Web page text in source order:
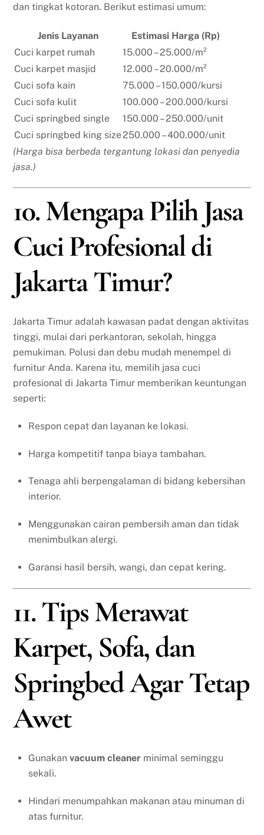
dan tingkat kotoran. Berikut estimasi umum:
Jenis Layanan
Estimasi Harga (Rp)
Cuci karpet rumah
15.000 – 25.000/m²
Cuci karpet masjid
12.000 – 20.000/m²
Cuci sofa kain
75.000 – 150.000/kursi
Cuci sofa kulit
100.000 – 200.000/kursi
Cuci springbed single
150.000 – 250.000/unit
Cuci springbed king size250.000 – 400.000/unit
(Harga bisa berbeda tergantung lokasi dan penyedia
jasa.)
10. Mengapa Pilih Jasa
Cuci Profesional di
Jakarta Timur?
Jakarta Timur adalah kawasan padat dengan aktivitas
tinggi, mulai dari perkantoran, sekolah, hingga
pemukiman. Polusi dan debu mudah menempel di
furnitur Anda. Karena itu, memilih jasa cuci
profesional di Jakarta Timur memberikan keuntungan
seperti:
Respon cepat dan layanan ke lokasi.
Harga kompetitif tanpa biaya tambahan.
Tenaga ahli berpengalaman di bidang kebersihan
interior.
Menggunakan cairan pembersih aman dan tidak
menimbulkan alergi.
Garansi hasil bersih, wangi, dan cepat kering.
11. Tips Merawat
Karpet, Sofa, dan
Springbed Agar Tetap
Awet
Gunakan vacuum cleaner minimal seminggu
sekali.
Hindari menumpahkan makanan atau minuman di
atas furnitur.